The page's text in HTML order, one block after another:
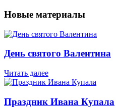
Новые материалы
День святого Валентина
Читать далее
Праздник Ивана Купала